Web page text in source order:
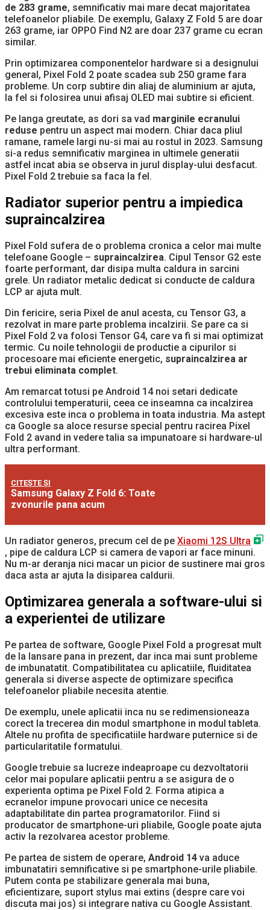
de 283 grame, semnificativ mai mare decat majoritatea
telefoanelor pliabile. De exemplu, Galaxy Z Fold 5 are doar
263 grame, iar OPPO Find N2 are doar 237 grame cu ecran
similar.
Prin optimizarea componentelor hardware si a designului
general, Pixel Fold 2 poate scadea sub 250 grame fara
probleme. Un corp subtire din aliaj de aluminium ar ajuta,
la fel si folosirea unui afisaj OLED mai subtire si eficient.
Pe langa greutate, as dori sa vad marginile ecranului
reduse pentru un aspect mai modern. Chiar daca pliul
ramane, ramele largi nu-si mai au rostul in 2023. Samsung
si-a redus semnificativ marginea in ultimele generatii
astfel incat abia se observa in jurul display-ului desfacut.
Pixel Fold 2 trebuie sa faca la fel.
Radiator superior pentru a impiedica
supraincalzirea
Pixel Fold sufera de o problema cronica a celor mai multe
telefoane Google – supraincalzirea. Cipul Tensor G2 este
foarte performant, dar disipa multa caldura in sarcini
grele. Un radiator metalic dedicat si conducte de caldura
LCP ar ajuta mult.
Din fericire, seria Pixel de anul acesta, cu Tensor G3, a
rezolvat in mare parte problema incalzirii. Se pare ca si
Pixel Fold 2 va folosi Tensor G4, care va fi si mai optimizat
termic. Cu noile tehnologii de productie a cipurilor si
procesoare mai eficiente energetic, supraincalzirea ar
trebui eliminata complet.
Am remarcat totusi pe Android 14 noi setari dedicate
controlului temperaturii, ceea ce inseamna ca incalzirea
excesiva este inca o problema in toata industria. Ma astept
ca Google sa aloce resurse special pentru racirea Pixel
Fold 2 avand in vedere talia sa impunatoare si hardware-ul
ultra performant.
CITEȘTE ȘI
Samsung Galaxy Z Fold 6: Toate
zvonurile pana acum
Un radiator generos, precum cel de pe Xiaomi 12S Ultra
, pipe de caldura LCP si camera de vapori ar face minuni.
Nu m-ar deranja nici macar un picior de sustinere mai gros
daca asta ar ajuta la disiparea caldurii.
Optimizarea generala a software-ului si
a experientei de utilizare
Pe partea de software, Google Pixel Fold a progresat mult
de la lansare pana in prezent, dar inca mai sunt probleme
de imbunatatit. Compatibilitatea cu aplicatiile, fluiditatea
generala si diverse aspecte de optimizare specifica
telefoanelor pliabile necesita atentie.
De exemplu, unele aplicatii inca nu se redimensioneaza
corect la trecerea din modul smartphone in modul tableta.
Altele nu profita de specificatiile hardware puternice si de
particularitatile formatului.
Google trebuie sa lucreze indeaproape cu dezvoltatorii
celor mai populare aplicatii pentru a se asigura de o
experienta optima pe Pixel Fold 2. Forma atipica a
ecranelor impune provocari unice ce necesita
adaptabilitate din partea programatorilor. Fiind si
producator de smartphone-uri pliabile, Google poate ajuta
activ la rezolvarea acestor probleme.
Pe partea de sistem de operare, Android 14 va aduce
imbunatatiri semnificative si pe smartphone-urile pliabile.
Putem conta pe stabilizare generala mai buna,
eficientizare, suport stylus mai extins (despre care voi
discuta mai jos) si integrare nativa cu Google Assistant.